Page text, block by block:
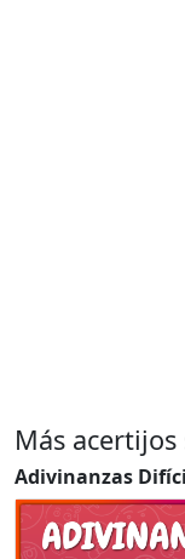
Más acertijos
Adivinanzas